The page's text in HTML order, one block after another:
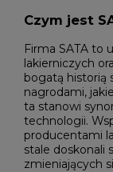
Czym jest
Firma SATA to
lakierniczych
bogatą historią
nagrodami,
ta stanowi
technologii.
producentami
stale doskonali
zmieniających